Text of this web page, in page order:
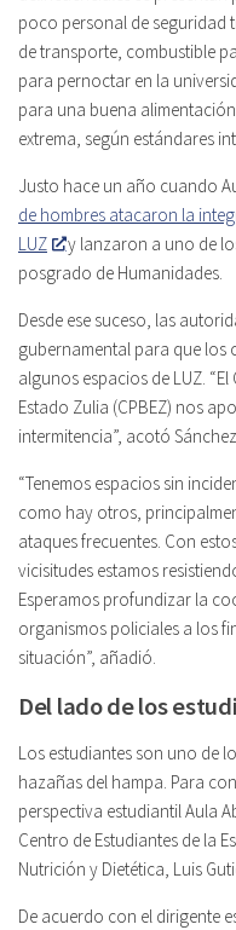
poco personal de seguridad
de transporte, combustible
para pernoctar en la
para una buena
extrema, según estándares
Justo hace un año cuando
de hombres atacaron la
LUZ
y lanzaron a uno de
posgrado de Humanidades.
Desde ese suceso, las
gubernamental para que los
algunos espacios de LUZ.
Estado Zulia (CPBEZ) nos
intermitencia”, acotó
“Tenemos espacios sin
como hay otros,
ataques frecuentes. Con
vicisitudes estamos
Esperamos profundizar la
organismos policiales a los
situación”, añadió.
Del lado de los
Los estudiantes son uno de
hazañas del hampa. Para
perspectiva estudiantil Aula
Centro de Estudiantes de la
Nutrición y Dietética, Luis
De acuerdo con el dirigente